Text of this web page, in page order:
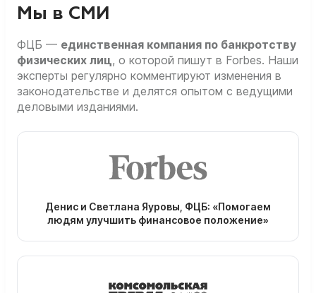
Мы в СМИ
ФЦБ — единственная компания по банкротству
физических лиц, о которой пишут в Forbes. Наши
эксперты регулярно комментируют изменения в
законодательстве и делятся опытом с ведущими
деловыми изданиями.
Денис и Светлана Яуровы, ФЦБ: «Помогаем
людям улучшить финансовое положение»